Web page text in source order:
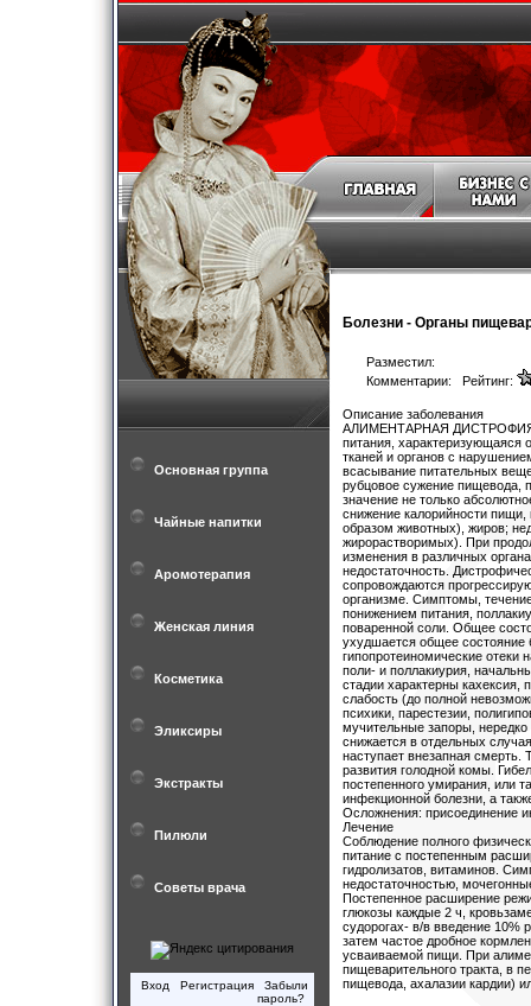
Основная группа
Чайные напитки
Аромотерапия
Женская линия
Косметика
Эликсиры
Экстракты
Пилюли
Советы врача
Вход Регистрация
Забыли
пароль?
Болезни - Органы
Разместил:
Комментарии: Рейтинг:
Описание заболевания
АЛИМЕНТАРНАЯ ДИСТРОФИЯ
питания,
тканей и органов с
всасывание питательных
рубцовое сужение пищевода,
значение не только
снижение калорийности
образом животных), жиров;
жирорастворимых). При
изменения в различных
недостаточность.
сопровождаются
организме. Симптомы,
понижением питания,
поваренной соли. Общее
ухудшается общее состояние
гипопротеиномические
поли- и поллакиурия,
стадии характерны кахексия,
слабость (до полной
психики, парестезии,
мучительные запоры,
снижается в отдельных
наступает внезапная смерть.
развития голодной комы.
постепенного умирания, или
инфекционной болезни, а
Осложнения: присоединение
Лечение
Соблюдение полного
питание с постепенным
гидролизатов, витаминов.
недостаточностью,
Постепенное расширение
глюкозы каждые 2 ч,
судорогах- в/в введение 10%
затем частое дробное
усваиваемой пищи. При
пищеварительного тракта, в
пищевода, ахалазии кардии)